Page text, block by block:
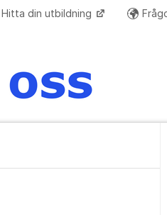
Hitta din utbildning